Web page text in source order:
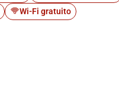
Wi-Fi gratuito